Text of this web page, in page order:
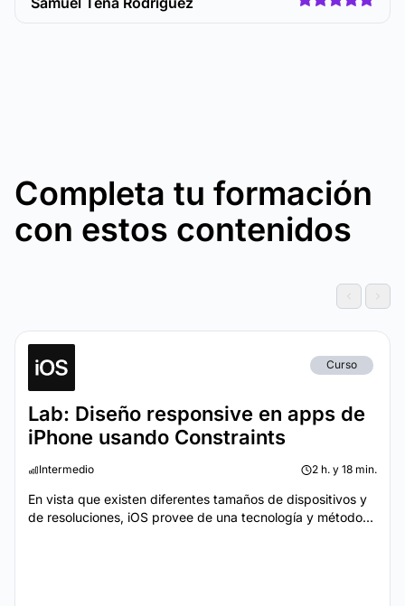
Completa tu formación
con estos contenidos
Curso
Lab: Diseño responsive en apps de
iPhone usando Constraints
Intermedio 2 h. y 18 min.
En vista que existen diferentes tamaños de dispositivos y
de resoluciones, iOS provee de una tecnología y método...